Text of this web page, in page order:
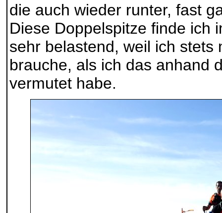
die auch wieder runter, fast
Diese Doppelspitze finde ich
sehr belastend, weil ich stets
brauche, als ich das anhand
vermutet habe.